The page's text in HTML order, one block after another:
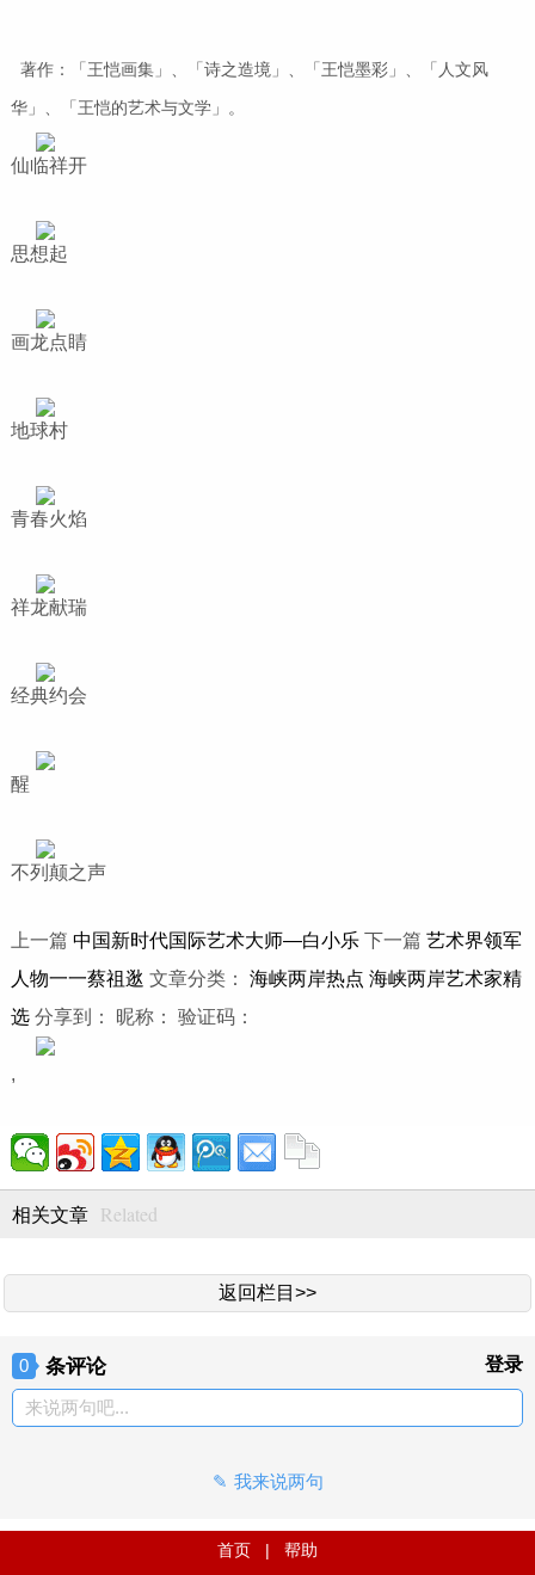
著作：「王恺画集」、「诗之造境」、「王恺墨彩」、「人文风
华」、「王恺的艺术与文学」。
仙临祥开
思想起
画龙点睛
地球村
青春火焰
祥龙献瑞
经典约会
醒
不列颠之声
上一篇 中国新时代国际艺术大师—白小乐 下一篇 艺术界领军
人物一一蔡祖逖 文章分类： 海峡两岸热点 海峡两岸艺术家精
选 分享到： 昵称： 验证码：
,
相关文章 Related
返回栏目>>
0 条评论 登录
来说两句吧...
我来说两句
首页 | 帮助